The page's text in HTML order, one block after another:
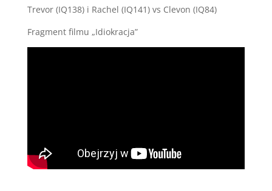
Trevor (IQ138) i Rachel (IQ141) vs Clevon (IQ84)
Fragment filmu „Idiokracja”